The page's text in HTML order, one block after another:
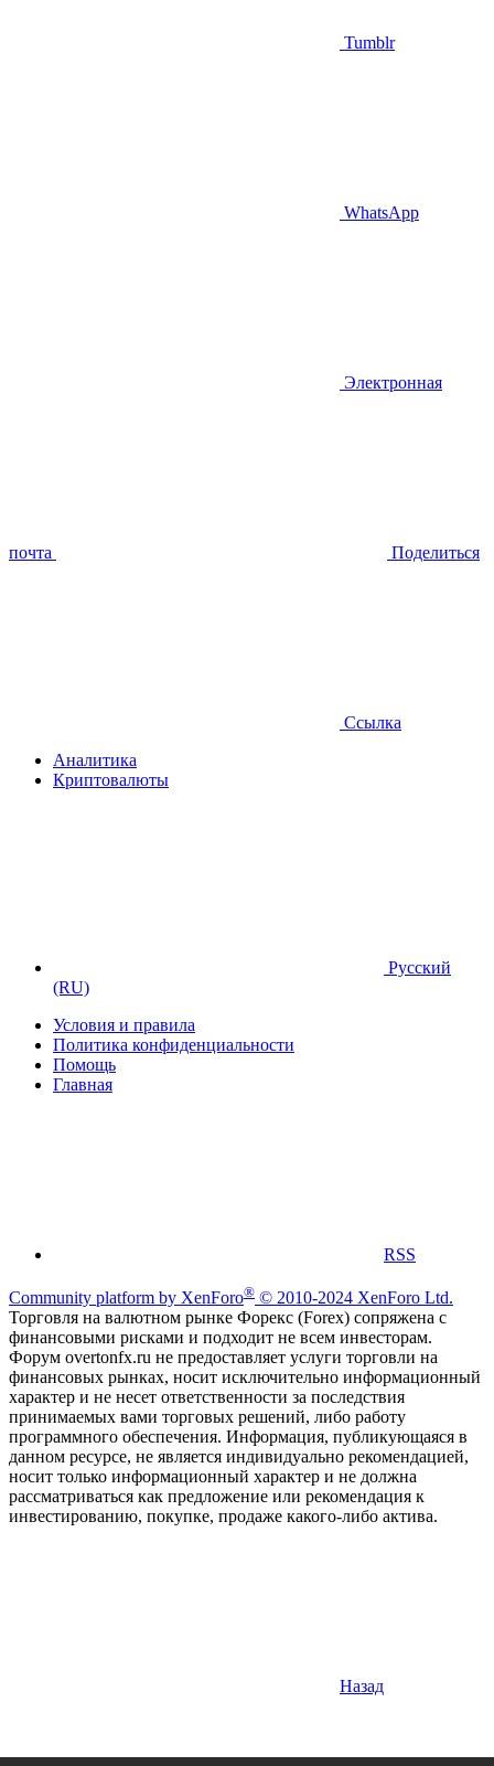
Tumblr
WhatsApp
Электронная
почта Поделиться
Ссылка
Аналитика
Криптовалюты
Русский
(RU)
Условия и правила
Политика конфиденциальности
Помощь
Главная
RSS
Community platform by XenForo® © 2010-2024 XenForo Ltd.
Торговля на валютном рынке Форекс (Forex) сопряжена с
финансовыми рисками и подходит не всем инвесторам.
Форум overtonfx.ru не предоставляет услуги торговли на
финансовых рынках, носит исключительно информационный
характер и не несет ответственности за последствия
принимаемых вами торговых решений, либо работу
программного обеспечения. Информация, публикующаяся в
данном ресурсе, не является индивидуально рекомендацией,
носит только информационный характер и не должна
рассматриваться как предложение или рекомендация к
инвестированию, покупке, продаже какого-либо актива.
Назад